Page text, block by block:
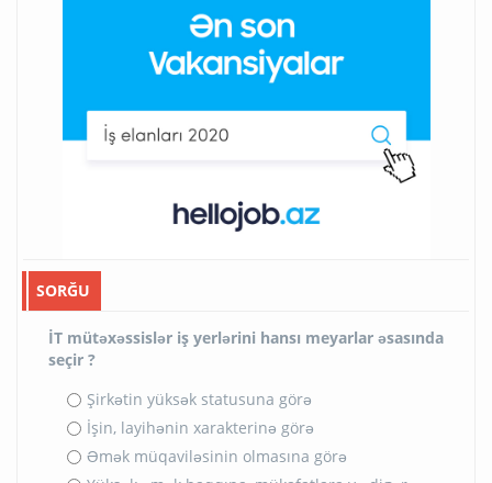
SORĞU
İT mütəxəssislər iş yerlərini hansı meyarlar əsasında
seçir ?
Şirkətin yüksək statusuna görə
İşin, layihənin xarakterinə görə
Əmək müqaviləsinin olmasına görə